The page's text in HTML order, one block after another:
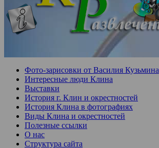
Фото-зарисовки от Василия Кузьмина
Интересные люди Клина
Выставки
История г. Клин и окрестностей
История Клина в фотографиях
Виды Клина и окрестностей
Полезные ссылки
О нас
Структура сайта